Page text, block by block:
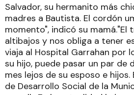
Salvador, su hermanito más
madres a Bautista. El cordón
momento", indicó su
altibajos y nos obliga a tener
viaja al Hospital Garrahan por
su hijo, puede pasar un par de
mes lejos de su esposo e
de Desarrollo Social de la